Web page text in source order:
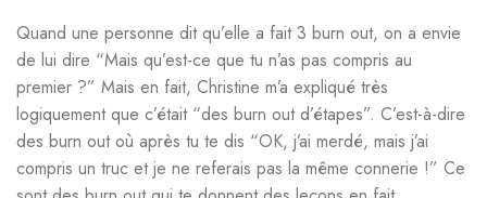
Quand une personne dit qu’elle a fait 3 burn out, on a envie
de lui dire “Mais qu’est-ce que tu n’as pas compris au
premier ?” Mais en fait, Christine m’a expliqué très
logiquement que c’était “des burn out d’étapes”. C’est-à-dire
des burn out où après tu te dis “OK, j’ai merdé, mais j’ai
compris un truc et je ne referais pas la même connerie !” Ce